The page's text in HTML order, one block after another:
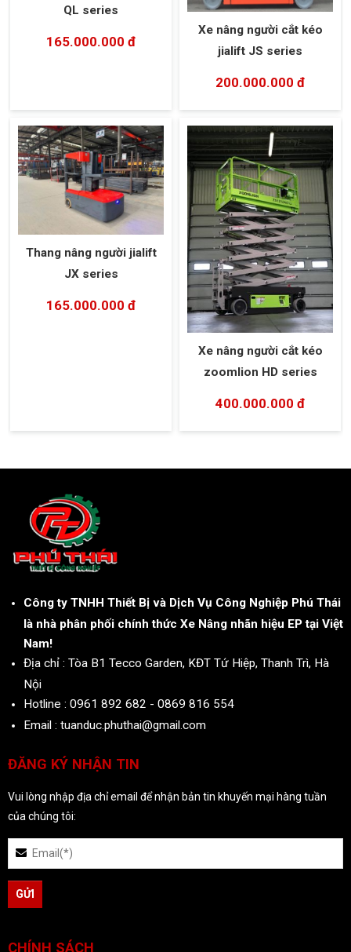
QL series
165.000.000 đ
Xe nâng người cắt kéo
jialift JS series
200.000.000 đ
Thang nâng người jialift
JX series
165.000.000 đ
Xe nâng người cắt kéo
zoomlion HD series
400.000.000 đ
Công ty TNHH Thiết Bị và Dịch Vụ Công Nghiệp Phú Thái
là nhà phân phối chính thức Xe Nâng nhãn hiệu EP tại Việt
Nam!
Địa chỉ : Tòa B1 Tecco Garden, KĐT Tứ Hiệp, Thanh Trì, Hà
Nội
Hotline : 0961 892 682 - 0869 816 554
Email : tuanduc.phuthai@gmail.com
ĐĂNG KÝ NHẬN TIN
Vui lòng nhập địa chỉ email để nhận bản tin khuyến mại hàng tuần
của chúng tôi:
CHÍNH SÁCH